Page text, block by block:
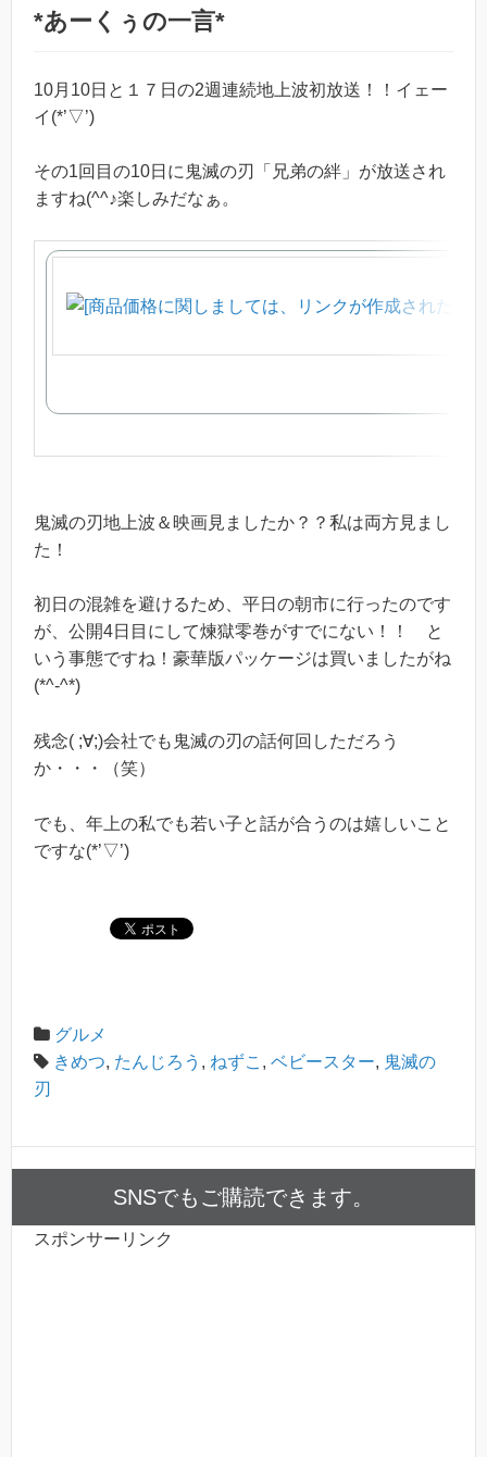
*あーくぅの一言*
10月10日と１７日の2週連続地上波初放送！！イェー
イ(*’▽’)
その1回目の10日に鬼滅の刃「兄弟の絆」が放送され
ますね(^^♪楽しみだなぁ。
鬼滅の刃地上波＆映画見ましたか？？私は両方見まし
た！
初日の混雑を避けるため、平日の朝市に行ったのです
が、公開4日目にして煉獄零巻がすでにない！！ と
いう事態ですね！豪華版パッケージは買いましたがね
(*^-^*)
残念( ;∀;)会社でも鬼滅の刃の話何回しただろう
か・・・（笑）
でも、年上の私でも若い子と話が合うのは嬉しいこと
ですな(*’▽’)
グルメ
きめつ, たんじろう , ねずこ , ベビースター, 鬼滅の
刃
SNSでもご購読できます。
スポンサーリンク